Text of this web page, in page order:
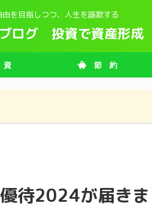
を目指しつつ、人生を謳歌する
ログ 投資で資産形成
節 約
待2024が届きま